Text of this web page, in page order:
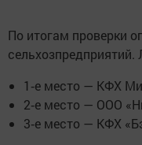
По итогам проверки
1‑е место — КФХ
2‑е место — ООО
3‑е место — КФХ